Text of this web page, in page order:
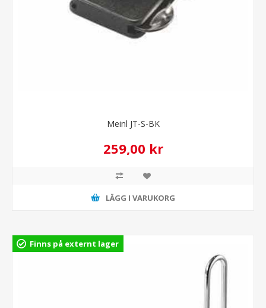
Meinl JT-S-BK
259,00 kr
LÄGG I VARUKORG
Finns på externt lager